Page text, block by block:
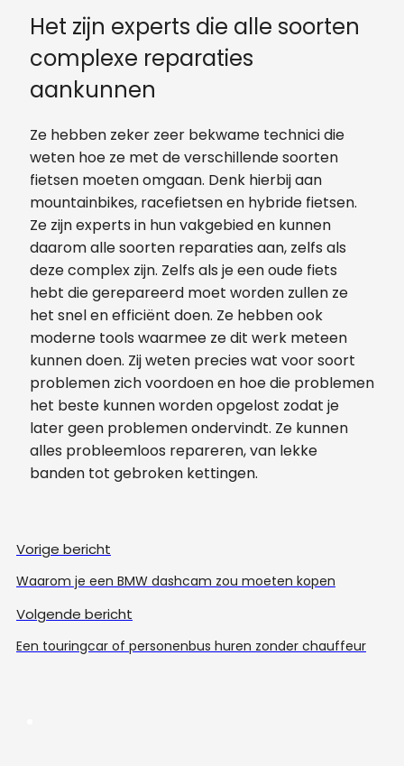
Het zijn experts die alle soorten
complexe reparaties
aankunnen
Ze hebben zeker zeer bekwame technici die
weten hoe ze met de verschillende soorten
fietsen moeten omgaan. Denk hierbij aan
mountainbikes, racefietsen en hybride fietsen.
Ze zijn experts in hun vakgebied en kunnen
daarom alle soorten reparaties aan, zelfs als
deze complex zijn. Zelfs als je een oude fiets
hebt die gerepareerd moet worden zullen ze
het snel en efficiënt doen. Ze hebben ook
moderne tools waarmee ze dit werk meteen
kunnen doen. Zij weten precies wat voor soort
problemen zich voordoen en hoe die problemen
het beste kunnen worden opgelost zodat je
later geen problemen ondervindt. Ze kunnen
alles probleemloos repareren, van lekke
banden tot gebroken kettingen.
Vorige bericht
Waarom je een BMW dashcam zou moeten kopen
Volgende bericht
Een touringcar of personenbus huren zonder chauffeur